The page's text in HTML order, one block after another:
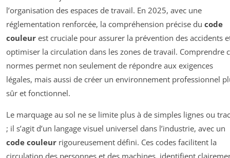
l’organisation des espaces de travail. En 2025, avec une
réglementation renforcée, la compréhension précise du code
couleur est cruciale pour assurer la prévention des accidents
optimiser la circulation dans les zones de travail. Comprendre
normes permet non seulement de répondre aux exigences
légales, mais aussi de créer un environnement professionnel
sûr et fonctionnel.
Le marquage au sol ne se limite plus à de simples lignes ou
; il s’agit d’un langage visuel universel dans l’industrie, avec un
code couleur rigoureusement défini. Ces codes facilitent la
circulation des personnes et des machines, identifient